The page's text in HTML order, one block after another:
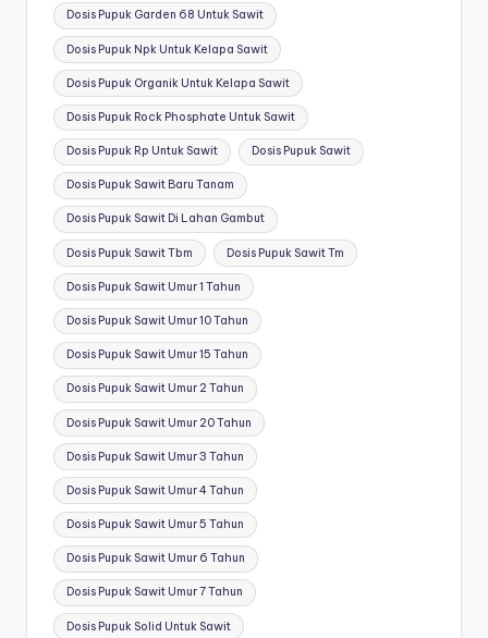
Dosis Pupuk Garden 68 Untuk Sawit
Dosis Pupuk Npk Untuk Kelapa Sawit
Dosis Pupuk Organik Untuk Kelapa Sawit
Dosis Pupuk Rock Phosphate Untuk Sawit
Dosis Pupuk Rp Untuk Sawit Dosis Pupuk Sawit
Dosis Pupuk Sawit Baru Tanam
Dosis Pupuk Sawit Di Lahan Gambut
Dosis Pupuk Sawit Tbm Dosis Pupuk Sawit Tm
Dosis Pupuk Sawit Umur 1 Tahun
Dosis Pupuk Sawit Umur 10 Tahun
Dosis Pupuk Sawit Umur 15 Tahun
Dosis Pupuk Sawit Umur 2 Tahun
Dosis Pupuk Sawit Umur 20 Tahun
Dosis Pupuk Sawit Umur 3 Tahun
Dosis Pupuk Sawit Umur 4 Tahun
Dosis Pupuk Sawit Umur 5 Tahun
Dosis Pupuk Sawit Umur 6 Tahun
Dosis Pupuk Sawit Umur 7 Tahun
Dosis Pupuk Solid Untuk Sawit